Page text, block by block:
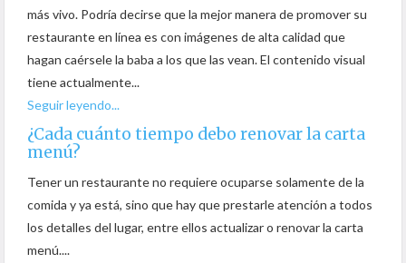
más vivo. Podría decirse que la mejor manera de promover su
restaurante en línea es con imágenes de alta calidad que
hagan caérsele la baba a los que las vean. El contenido visual
tiene actualmente...
Seguir leyendo...
¿Cada cuánto tiempo debo renovar la carta
menú?
Tener un restaurante no requiere ocuparse solamente de la
comida y ya está, sino que hay que prestarle atención a todos
los detalles del lugar, entre ellos actualizar o renovar la carta
menú....